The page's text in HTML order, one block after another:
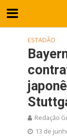
ESTADÃO
Redação
13 de